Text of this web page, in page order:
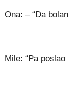
Ona: – “Da
Mile: “Pa